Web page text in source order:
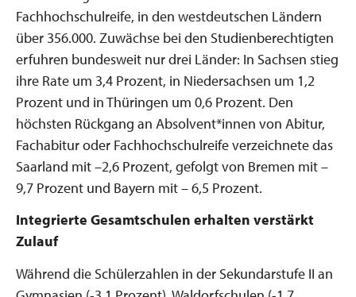
Fachhochschulreife, in den westdeutschen Ländern
über 356.000. Zuwächse bei den Studienberechtigten
erfuhren bundesweit nur drei Länder: In Sachsen stieg
ihre Rate um 3,4 Prozent, in Niedersachsen um 1,2
Prozent und in Thüringen um 0,6 Prozent. Den
höchsten Rückgang an Absolvent*innen von Abitur,
Fachabitur oder Fachhochschulreife verzeichnete das
Saarland mit –2,6 Prozent, gefolgt von Bremen mit –
9,7 Prozent und Bayern mit – 6,5 Prozent.
Integrierte Gesamtschulen erhalten verstärkt
Zulauf
Während die Schülerzahlen in der Sekundarstufe II an